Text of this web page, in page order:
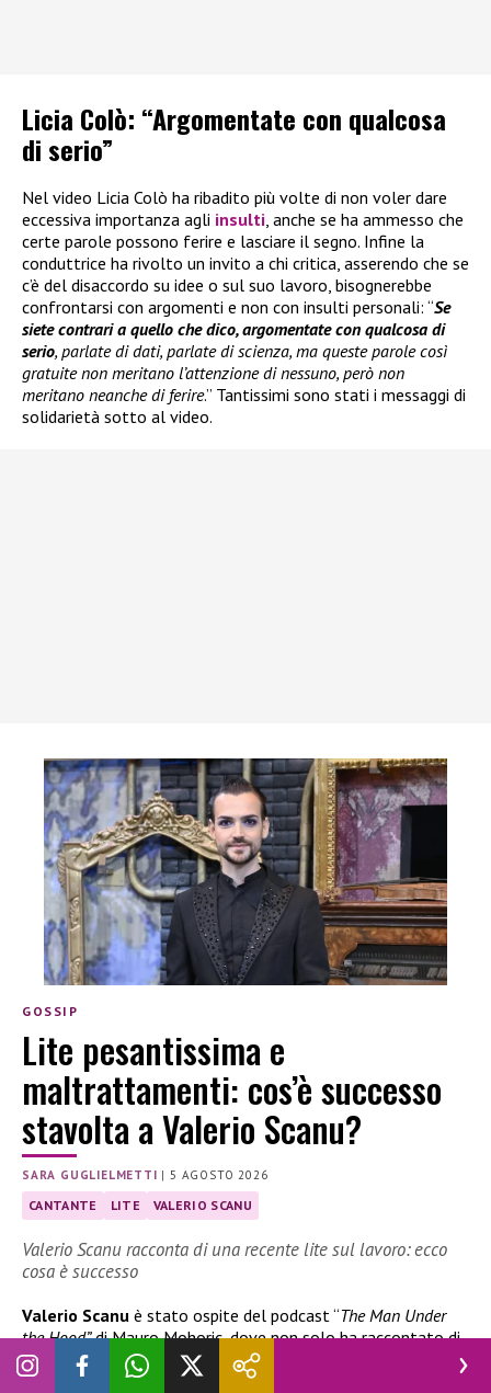
Licia Colò: “Argomentate con qualcosa
di serio”
Nel video Licia Colò ha ribadito più volte di non voler dare
eccessiva importanza agli insulti, anche se ha ammesso che
certe parole possono ferire e lasciare il segno. Infine la
conduttrice ha rivolto un invito a chi critica, asserendo che se
c’è del disaccordo su idee o sul suo lavoro, bisognerebbe
confrontarsi con argomenti e non con insulti personali: “Se
siete contrari a quello che dico, argomentate con qualcosa di
serio, parlate di dati, parlate di scienza, ma queste parole così
gratuite non meritano l’attenzione di nessuno, però non
meritano neanche di ferire.” Tantissimi sono stati i messaggi di
solidarietà sotto al video.
GOSSIP
Lite pesantissima e
maltrattamenti: cos’è successo
stavolta a Valerio Scanu?
SARA GUGLIELMETTI | 5 AGOSTO 2026
CANTANTE LITE VALERIO SCANU
Valerio Scanu racconta di una recente lite sul lavoro: ecco
cosa è successo
Valerio Scanu è stato ospite del podcast “The Man Under
the Hood”di Mauro Mohoric, dove non solo ha raccontato di
essere stato bandito da Mediaset e dei rapporti interrotti
con Belen Rodriguez, ma anche raccontato di una lite